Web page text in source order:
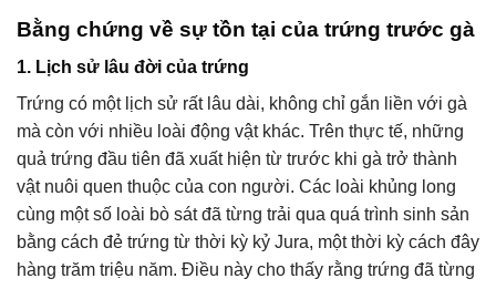
Bằng chứng về sự tồn tại của trứng trước gà
1. Lịch sử lâu đời của trứng
Trứng có một lịch sử rất lâu dài, không chỉ gắn liền với gà
mà còn với nhiều loài động vật khác. Trên thực tế, những
quả trứng đầu tiên đã xuất hiện từ trước khi gà trở thành
vật nuôi quen thuộc của con người. Các loài khủng long
cùng một số loài bò sát đã từng trải qua quá trình sinh sản
bằng cách đẻ trứng từ thời kỳ kỷ Jura, một thời kỳ cách đây
hàng trăm triệu năm. Điều này cho thấy rằng trứng đã từng